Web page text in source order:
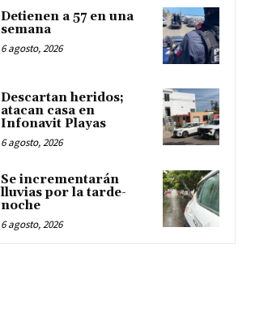
Detienen a 57 en una
semana
6 agosto, 2026
Descartan heridos;
atacan casa en
Infonavit Playas
6 agosto, 2026
Se incrementarán
lluvias por la tarde-
noche
6 agosto, 2026